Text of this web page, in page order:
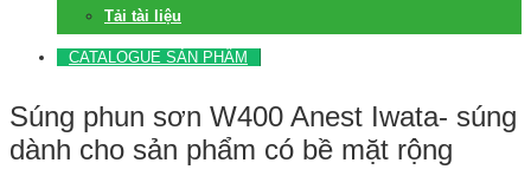
Tải tài liệu
CATALOGUE SẢN PHẨM
Súng phun sơn W400 Anest Iwata- súng
dành cho sản phẩm có bề mặt rộng